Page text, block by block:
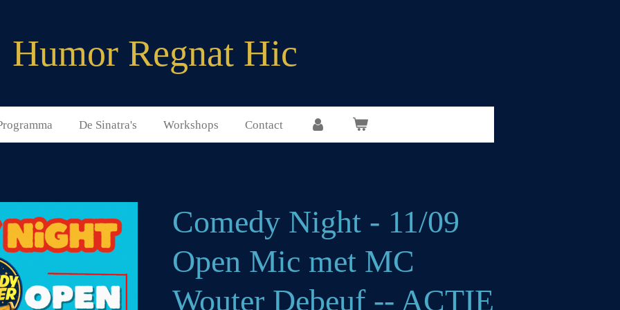
Humor Regnat Hic
De Sinatra's Workshops Contact
Comedy Night - 11/09
Open Mic met MC
Wouter Debeuf -- ACTIE